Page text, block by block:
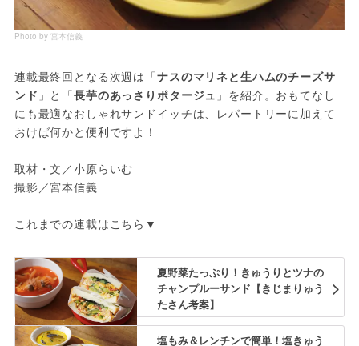
Photo by 宮本信義
連載最終回となる次週は「ナスのマリネと生ハムのチーズサ
ンド 」と「長芋のあっさりポタージュ 」を紹介。おもてなし
にも最適なおしゃれサンドイッチは、レパートリーに加えて
おけば何かと便利ですよ！
取材・文／小原らいむ
撮影／宮本信義
これまでの連載はこちら▼
夏野菜たっぷり！きゅうりとツナの
チャンプルーサンド【きじまりゅう
たさん考案】
塩もみ＆レンチンで簡単！塩きゅう